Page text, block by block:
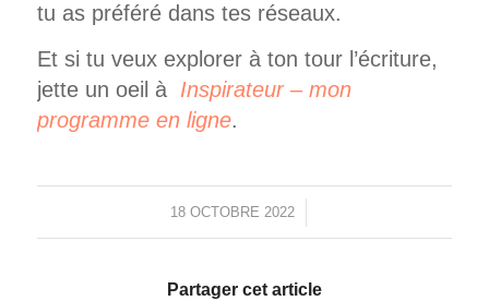
tu as préféré dans tes réseaux.
Et si tu veux explorer à ton tour l’écriture,
jette un oeil à Inspirateur – mon
programme en ligne.
18 OCTOBRE 2022
/
Partager cet article